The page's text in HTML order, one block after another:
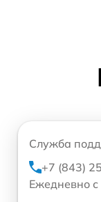
Служба
+7 (843)
Ежедневно